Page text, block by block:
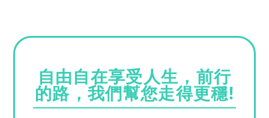
自由自在享受人生，前行
的路，我們幫您走得更穩!